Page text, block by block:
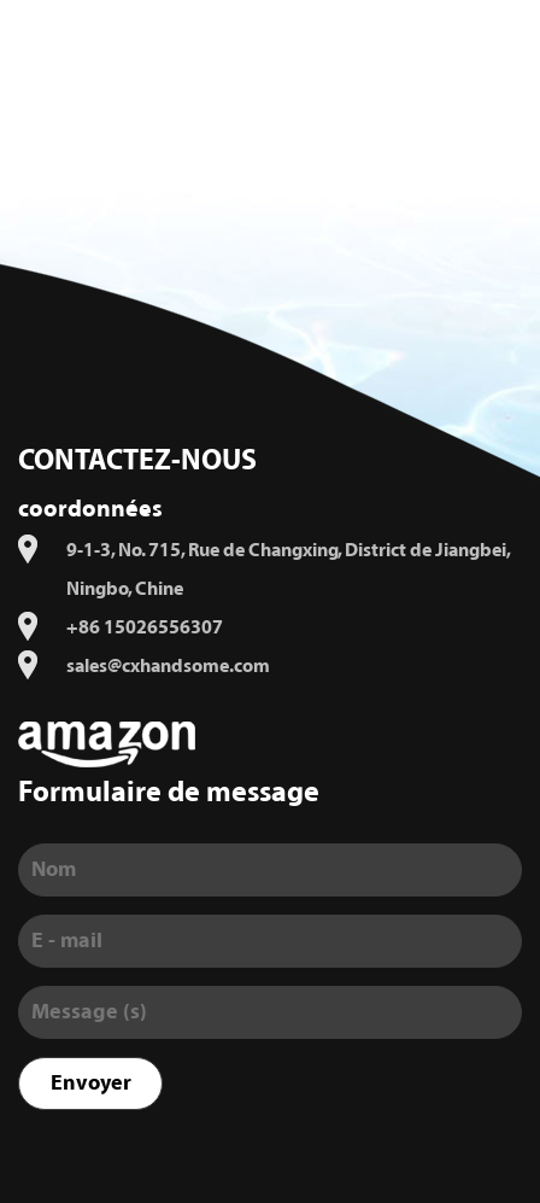
CONTACTEZ-NOUS
coordonnées
9-1-3, No. 715, Rue de Changxing, District de Jiangbei,
Ningbo, Chine
+86 15026556307
sales@cxhandsome.com
Formulaire de message